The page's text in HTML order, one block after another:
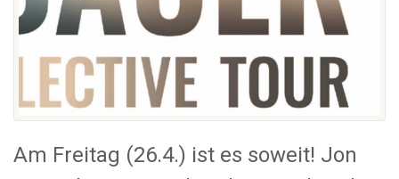
Am Freitag (26.4.) ist es soweit! Jon